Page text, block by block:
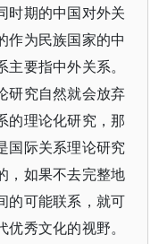
时期的中国对外关
作为民族国家的中
要指中外关系。
研究自然就会放弃
的理论化研究，那
国际关系理论研究
，如果不去完整地
的可能联系，就可
秀文化的视野。